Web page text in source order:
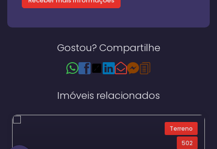
Gostou? Compartilhe
Imóveis relacionados
Terreno
502